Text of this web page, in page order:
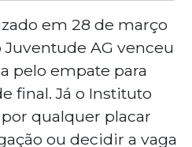
no Ginásio Municipal
Dourados, pela volta da
do Brasil de Futsal, com
por 7 a 1 no jogo
joga pelo empate
de final. O Instituto SET
a prorrogação ou a
em 28 de março
Juventude AG venceu
pelo empate para
final. Já o Instituto
qualquer placar
ou decidir a vaga